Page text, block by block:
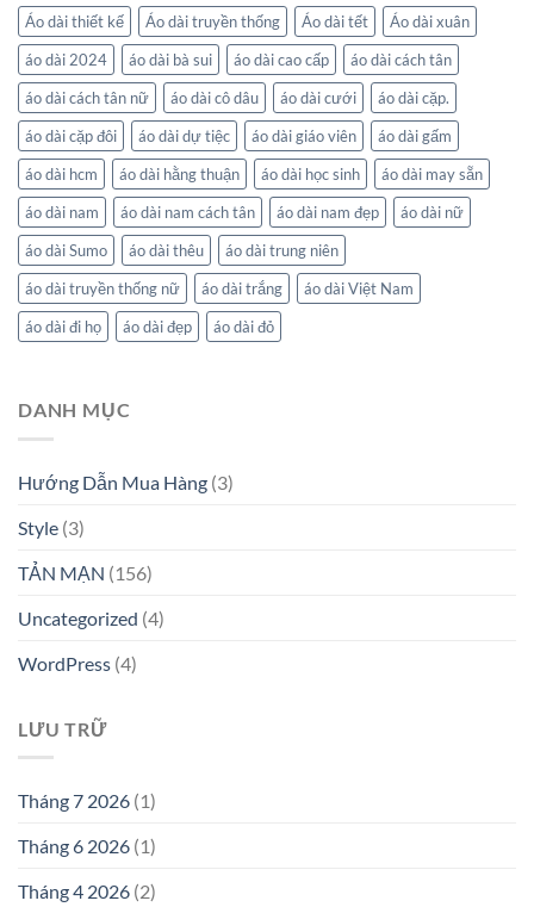
Áo dài thiết kế Áo dài truyền thống Áo dài tết
Áo dài xuân
áo dài 2024
áo dài bà sui áo dài cao cấp
áo dài cách tân
áo dài cách tân nữ
áo dài cô dâu áo dài cưới
áo dài cặp.
áo dài cặp đôi
áo dài dự tiệc áo dài giáo viên
áo dài gấm
áo dài hcm
áo dài hằng thuận áo dài học sinh
áo dài may sẵn
áo dài nam
áo dài nam cách tân áo dài nam đẹp
áo dài nữ
áo dài Sumo
áo dài thêu
áo dài trung niên
áo dài truyền thống nữ
áo dài trắng
áo dài Việt Nam
áo dài đi họ
áo dài đẹp áo dài đỏ
DANH MỤC
Hướng Dẫn Mua Hàng (3)
Style (3)
TẢN MẠN (156)
Uncategorized (4)
WordPress (4)
LƯU TRỮ
Tháng 7 2026 (1)
Tháng 6 2026 (1)
Tháng 4 2026 (2)